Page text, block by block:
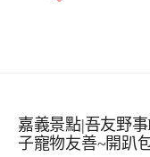
嘉義景點|吾友野
子寵物友善~開趴